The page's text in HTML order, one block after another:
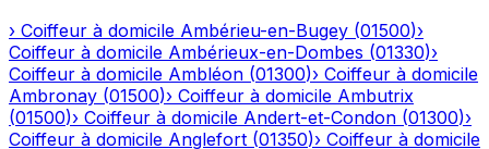
› Coiffeur à domicile Ambérieu-en-Bugey (01500)›
Coiffeur à domicile Ambérieux-en-Dombes (01330)›
Coiffeur à domicile Ambléon (01300)› Coiffeur à domicile
Ambronay (01500)› Coiffeur à domicile Ambutrix
(01500)› Coiffeur à domicile Andert-et-Condon (01300)›
Coiffeur à domicile Anglefort (01350)› Coiffeur à domicile